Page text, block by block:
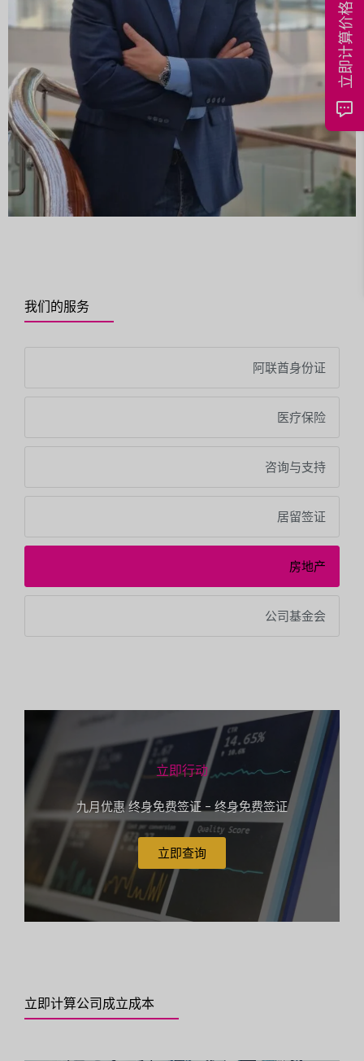
我们的服务
阿联酋身份证
医疗保险
咨询与支持
居留签证
房地产
公司基金会
立即行动
九月优惠 终身免费签证 - 终身免费签证
立即查询
立即计算公司成立成本
立即计算价格